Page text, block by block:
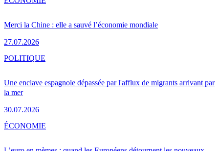
Merci la Chine : elle a sauvé l’économie mondiale
27.07.2026
Une enclave espagnole dépassée par l'afflux de migrants arrivant par
la mer
30.07.2026
POLITIQUE
ÉCONOMIE